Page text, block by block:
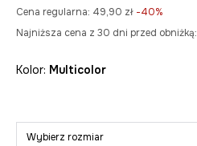
Cena regularna: 49,90 zł -40%
Najniższa cena z 30 dni przed obniżką:
Kolor: multicolor
Wybierz rozmiar